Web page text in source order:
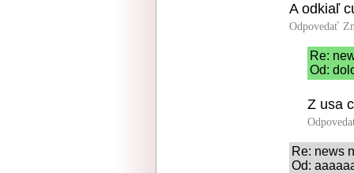
A odkiaľ
Odpovedať
Re:
Od:
Z usa
Re: news
Od: